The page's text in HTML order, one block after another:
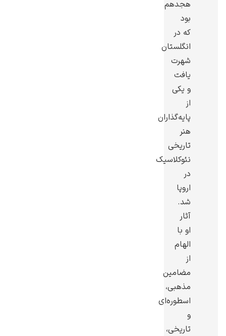
هجدهم
بود
که در
انگلستان
شهرت
یافت
و یکی
از
پایه‌گذاران
هنر
تاریخی
نئوکلاسیک
در
اروپا
شد.
آثار
او با
الهام
از
مضامین
مذهبی،
اسطوره‌ای
و
تاریخی،